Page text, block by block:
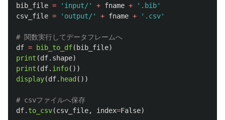
bib_file = ' input/' + fname + ' .bib'
csv_file = ' output/' + fname + ' .csv'
df = bib_to_df( bib_file)
print (df. shape)
print (df. info())
display(df. head ())
df. to_csv(csv_file, index=False)